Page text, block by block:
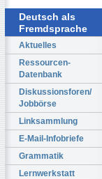
Deutsch als
Fremdsprache
Aktuelles
Ressourcen-
Datenbank
Diskussionsforen/
Jobbörse
Linksammlung
E-Mail-Infobriefe
Grammatik
Lernwerkstatt